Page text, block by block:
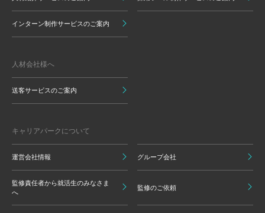
インターン制作サービスのご案内
人材会社様へ
送客サービスのご案内
キャリアパークについて
運営会社情報 グループ会社
監修責任者から就活生のみなさま
へ
監修のご依頼